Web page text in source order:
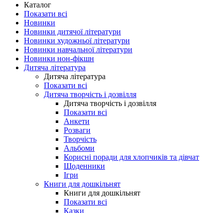
Каталог
Показати всі
Новинки
Новинки дитячої літератури
Новинки художньої літератури
Новинки навчальної літератури
Новинки нон-фікшн
Дитяча література
Дитяча література
Показати всі
Дитяча творчість і дозвілля
Дитяча творчість і дозвілля
Показати всі
Анкети
Розваги
Творчість
Альбоми
Корисні поради для хлопчиків та дівчат
Щоденники
Ігри
Книги для дошкільнят
Книги для дошкільнят
Показати всі
Казки